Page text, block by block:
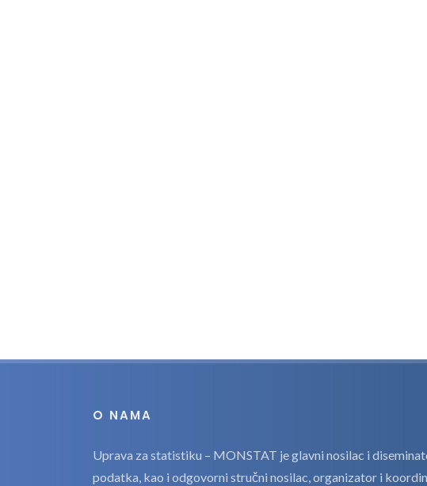
O NAMA
Uprava za statistiku – MONSTAT je glavni nosilac i
podatka, kao i odgovorni stručni nosilac, organizator i